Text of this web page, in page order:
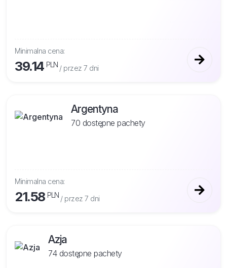
Minimalna cena:
39.14 PLN/ przez 7 dni
Argentyna
70 dostępne pachety
Minimalna cena:
21.58 PLN/ przez 7 dni
Azja
74 dostępne pachety